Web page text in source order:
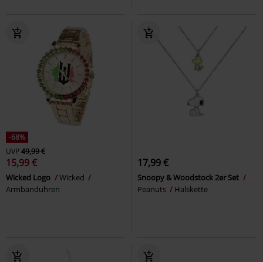
-68%
UVP49,99 €
15,99 €
Wicked Logo
Wicked
Armbanduhren
17,99 €
Snoopy & Woodstock 2er Set
Peanuts
Halskette